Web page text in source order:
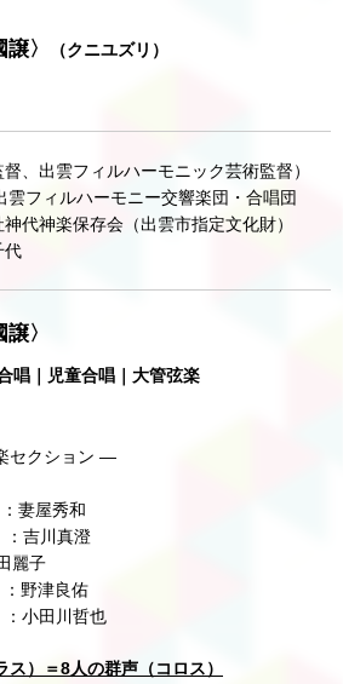
〉 （クニユズリ）
、出雲フィルハーモニック芸術監督）
雲フィルハーモニー交響楽団・合唱団
代神楽保存会（出雲市指定文化財）
代
〉
唱｜児童合唱｜大管弦楽
セクション ―
妻屋秀和
吉川真澄
麗子
野津良佑
小田川哲也
）＝8人の群声（コロス）